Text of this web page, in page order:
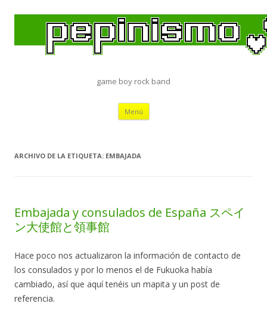
game boy rock band
Menú Saltar
contenido
ARCHIVO DE LA ETIQUETA: EMBAJADA
Embajada y consulados de España スペイ
ン大使館と領事館
Hace poco nos actualizaron la información de contacto de
los consulados y por lo menos el de Fukuoka había
cambiado, así que aquí tenéis un mapita y un post de
referencia.